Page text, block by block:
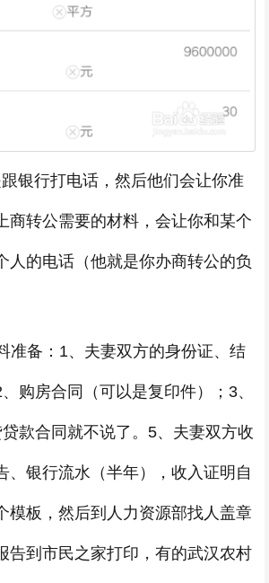
行打电话，然后他们会让你准
商转公需要的材料，会让你和某个
人的电话（他就是你办商转公的负
备：1、夫妻双方的身份证、结
购房合同（可以是复印件）；3、
款合同就不说了。5、夫妻双方收
、银行流水（半年），收入证明自
模板，然后到人力资源部找人盖章
告到市民之家打印，有的武汉农村